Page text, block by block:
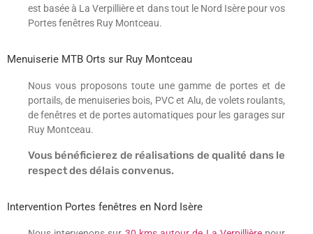
est basée à La Verpillière et dans tout le Nord Isère pour vos
Portes fenêtres Ruy Montceau.
Menuiserie MTB Orts sur Ruy Montceau
Nous vous proposons toute une gamme de portes et de
portails, de menuiseries bois, PVC et Alu, de volets roulants,
de fenêtres et de portes automatiques pour les garages sur
Ruy Montceau.
Vous bénéficierez de réalisations de qualité dans le
respect des délais convenus.
Intervention Portes fenêtres en Nord Isère